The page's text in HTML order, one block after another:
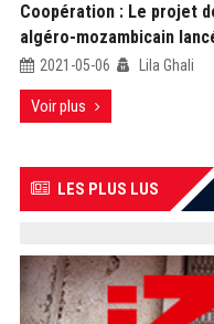
Coopération : Le projet
algéro-mozambicain
2021-05-06 Lila Ghali
Voir plus
LES PLUS LUS